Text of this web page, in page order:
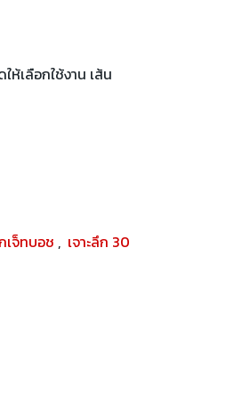
ห้เลือกใช้งาน เส้น
เจ็ทบอช , เจาะลึก 30